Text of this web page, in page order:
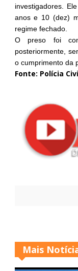
investigadores.
anos e 10 (dez)
regime fechado.
O preso foi
posteriormente,
o cumprimento da
Fonte: Polícia
Mais